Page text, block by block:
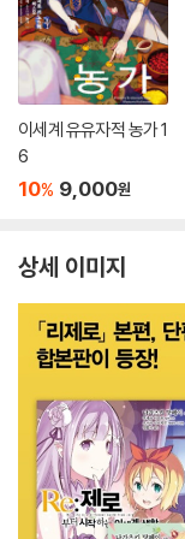
이세계 유유자적 농가 1
6
10% 9,000원
상세 이미지